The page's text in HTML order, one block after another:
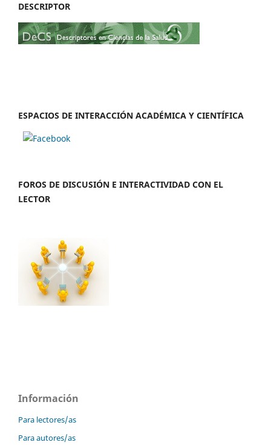
DESCRIPTOR
ESPACIOS DE INTERACCIÓN ACADÉMICA Y CIENTÍFICA
FOROS DE DISCUSIÓN E INTERACTIVIDAD CON EL
LECTOR
Información
Para lectores/as
Para autores/as